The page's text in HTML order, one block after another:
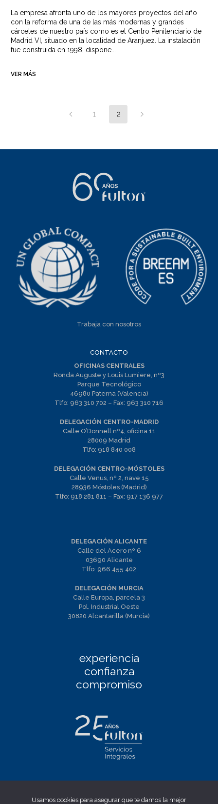
La empresa afronta uno de los mayores proyectos del año
con la reforma de una de las más modernas y grandes
cárceles de nuestro país como es el Centro Penitenciario de
Madrid VI, situado en la localidad de Aranjuez. La instalación
fue construida en 1998, dispone...
VER MÁS
1 2
Trabaja con nosotros
CONTACTO
OFICINAS CENTRALES
Ronda Auguste y Louis Lumiere, nº3
Parque Tecnológico
46980 Paterna (Valencia)
Tlfo: 963 310 702 – Fax: 963 310 716
DELEGACIÓN CENTRO-MADRID
Calle O’Donnell nº4, oficina 11
28009 Madrid
Tlfo: 918 840 008
DELEGACIÓN CENTRO-MÓSTOLES
Calle Venus, nº 2, nave 15
28936 Móstoles (Madrid)
Tlfo: 918 281 811 – Fax: 917 136 977
DELEGACIÓN ALICANTE
Calle del Acero nº 6
03690 Alicante
Tlfo: 966 455 402
DELEGACIÓN MURCIA
Calle Europa, parcela 3
Pol. Industrial Oeste
30820 Alcantarilla (Murcia)
experiencia
confianza
compromiso
Usamos cookies para asegurar que te damos la mejor